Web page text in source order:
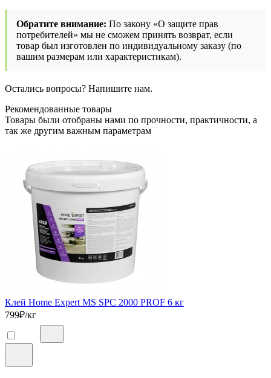
Обратите внимание: По закону «О защите прав
потребителей» мы не сможем принять возврат, если
товар был изготовлен по индивидуальному заказу (по
вашим размерам или характеристикам).
Остались вопросы? Напишите нам.
Рекомендованные товары
Товары были отобраны нами по прочности, практичности, а
так же другим важным параметрам
Клей Home Expert MS SPC 2000 PROF 6 кг
799₽/кг